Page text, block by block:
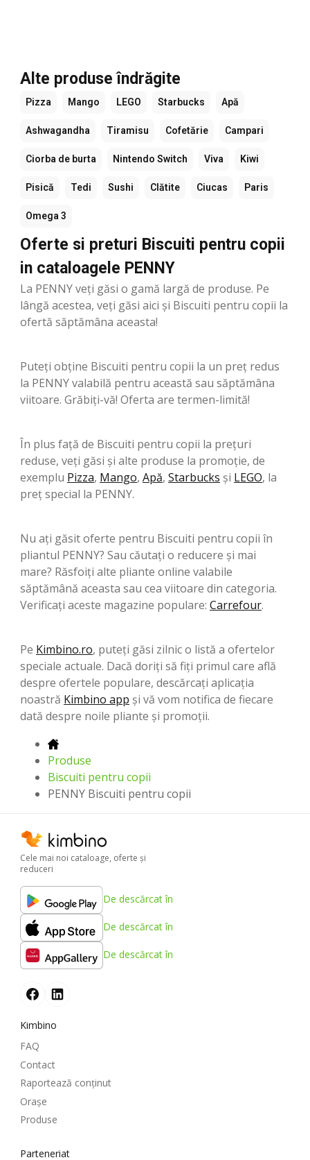
Alte produse îndrăgite
Pizza Mango LEGO Starbucks Apă
Ashwagandha Tiramisu Cofetărie Campari
Ciorba de burta Nintendo Switch Viva Kiwi
Pisică Tedi Sushi Clătite Ciucas Paris
Omega 3
Oferte si preturi Biscuiti pentru copii
in cataloagele PENNY
La PENNY veți găsi o gamă largă de produse. Pe
lângă acestea, veți găsi aici și Biscuiti pentru copii la
ofertă săptămâna aceasta!
Puteți obține Biscuiti pentru copii la un preț redus
la PENNY valabilă pentru această sau săptămâna
viitoare. Grăbiți-vă! Oferta are termen-limită!
În plus față de Biscuiti pentru copii la prețuri
reduse, veți găsi și alte produse la promoție, de
exemplu Pizza, Mango, Apă, Starbucks şi LEGO, la
preț special la PENNY.
Nu ați găsit oferte pentru Biscuiti pentru copii în
pliantul PENNY? Sau căutați o reducere și mai
mare? Răsfoiți alte pliante online valabile
săptămână aceasta sau cea viitoare din categoria.
Verificați aceste magazine populare: Carrefour.
Pe Kimbino.ro, puteți găsi zilnic o listă a ofertelor
speciale actuale. Dacă doriți să fiți primul care află
despre ofertele populare, descărcați aplicația
noastră Kimbino app și vă vom notifica de fiecare
dată despre noile pliante și promoții.
Produse
Biscuiti pentru copii
PENNY Biscuiti pentru copii
Cele mai noi cataloage, oferte şi
reduceri
De descărcat în
De descărcat în
De descărcat în
Kimbino
FAQ
Contact
Raportează conținut
Oraşe
Produse
Parteneriat